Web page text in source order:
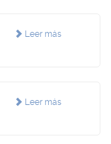
Leer más
Leer más